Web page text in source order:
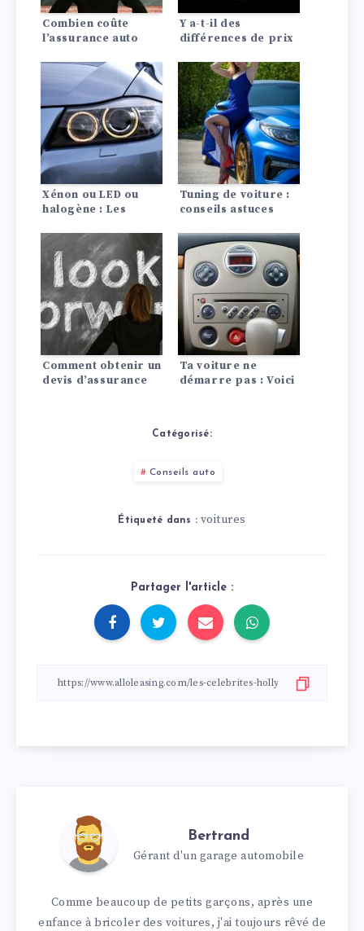
Combien coûte
l’assurance auto
Y a-t-il des
différences de prix
entre les Lada?
Xénon ou LED ou
halogène : Les
coup d’œil !
Tuning de voiture :
conseils astuces
Comment obtenir un
devis d’assurance
Ta voiture ne
démarre pas : Voici
Catégorisé:
Conseils auto
Étiqueté dans : voitures
Partager l'article :
Bertrand
Gérant d'un garage automobile
Comme beaucoup de petits garçons, après une
enfance à bricoler des voitures, j'ai toujours rêvé de